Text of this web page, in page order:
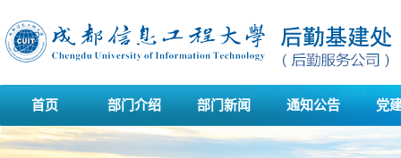
首页 部门介绍 部门新闻 通知公告 党